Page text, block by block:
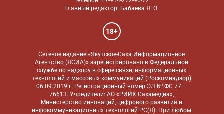
Главный редактор: Бабаева Я. О.
18+
Сетевое издание «Якутское-Саха Информационное
Агентство (ЯСИА)» зарегистрировано в Федеральной
службе по надзору в сфере связи, информационных
технологий и массовых коммуникаций (Роскомнадзор)
06.09.2019 г. Регистрационный номер ЭЛ № ФС 77 —
76613. Учредители: АО «РИИХ Сахамедиа»,
Министерство инноваций, цифрового развития и
инфокоммуникационных технологий РС(Я). При любом